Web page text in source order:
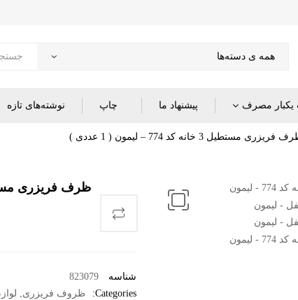
یکبار مصرف پیشنهاد ما چاپ نوشته‌های تازه
فریزری مستطیل 3 خانه کد 774 – لیمون ( 1 عددی )
ظرف فریزری مستطیل 3 خانه کد 774 –
شناسه
823079
Categories:
ظروف فریزری,